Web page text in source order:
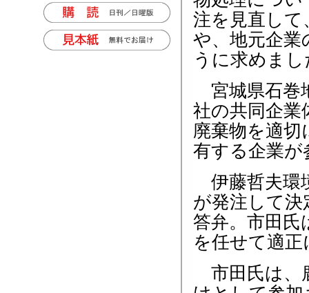
注を見直して
や、地元企業
うに求めまし
宮城県石巻
社の共同企業
廃棄物を適切
有する企業
伊藤哲夫環
が発注して
答弁。市田
を任せて適
市田氏は、